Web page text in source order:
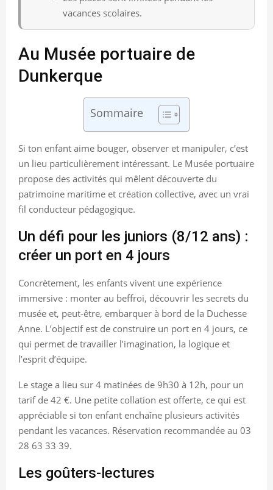
vacances scolaires.
Au Musée portuaire de
Dunkerque
Sommaire
Si ton enfant aime bouger, observer et manipuler, c’est
un lieu particulièrement intéressant. Le Musée portuaire
propose des activités qui mêlent découverte du
patrimoine maritime et création collective, avec un vrai
fil conducteur pédagogique.
Un défi pour les juniors (8/12 ans) :
créer un port en 4 jours
Concrètement, les enfants vivent une expérience
immersive : monter au beffroi, découvrir les secrets du
musée et, peut-être, embarquer à bord de la Duchesse
Anne. L’objectif est de construire un port en 4 jours, ce
qui permet de travailler l’imagination, la logique et
l’esprit d’équipe.
Le stage a lieu sur 4 matinées de 9h30 à 12h, pour un
tarif de 42 €. Une petite collation est offerte, ce qui est
appréciable si ton enfant enchaîne plusieurs activités
pendant les vacances. Réservation recommandée au 03
28 63 33 39.
Les goûters-lectures